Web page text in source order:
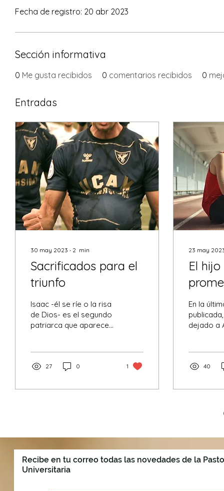
Fecha de registro: 20 abr 2023
Sección informativa
0 Me gusta recibidos 0 comentarios recibidos 0
Entradas
30 may 2023 ∙ 2 min
Sacrificados para el
triunfo
Isaac -él se ríe o la risa
de Dios- es el segundo
patriarca que aparece
27 0 1
23 may
El
En la
dejado a
fe en la...
40
Recibe en tu correo todas las novedades de la
Universitaria